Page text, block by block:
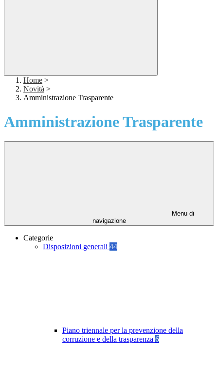
Home >
Novità >
Amministrazione Trasparente
Amministrazione Trasparente
Menu di
navigazione
Categorie
Disposizioni generali 44
Piano triennale per la prevenzione della
corruzione e della trasparenza 6